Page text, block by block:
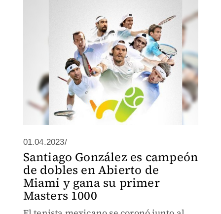
01.04.2023/
Santiago González es campeón
de dobles en Abierto de
Miami y gana su primer
Masters 1000